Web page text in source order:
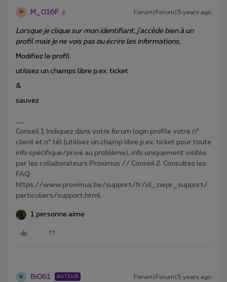
M M_016F Forum|Forum|5 years ago
Lorsque je clique sur mon identifiant, j’accède bien à un
profil mais je ne vois pas ou écrire les informations,
Modifiez le profil
utilisez un champs libre p.ex. ticket
&
sauvez
Conseil 1:Indiquez dans votre forum login profile votre n°
client et n° tél (utilisez un champ libre p.ex. ticket pour toute
info spécifique/privé au problème), info uniquement visible
par les collaborateurs Proximus // Conseil 2: Consultez les
FAQ
https://www.proximus.be/support/fr/id_zwpr_support/
particuliers/support.html
1 personne aime
B Bi061 AUTEUR Forum|Forum|5 years ago